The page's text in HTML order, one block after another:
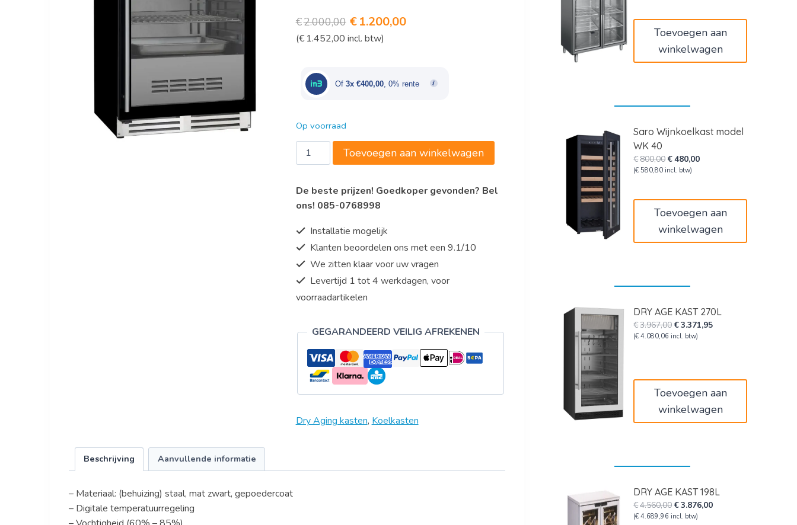
€2.000,00 Oorspronkelijke
prijs
€2.000,00.
€ 1.200,00Huidige
€1.200,00.
(€ 1.452,00 incl. btw)
Of 3x €400,00, 0% rente
Op voorraad
Saro
Dry
kast
Model
127
G
aantal
Toevoegen aan winkelwagen
De beste prijzen! Goedkoper gevonden? Bel
ons! 085-0768998
Installatie mogelijk
Klanten beoordelen ons met een 9.1/10
We zitten klaar voor uw vragen
Levertijd 1 tot 4 werkdagen, voor
voorraadartikelen
GEGARANDEERD VEILIG AFREKENEN
Dry Aging kasten, Koelkasten
Beschrijving Aanvullende informatie
– Materiaal: (behuizing) staal, mat zwart, gepoedercoat
– Digitale temperatuurregeling
Toevoegen aan
winkelwagen
Saro Wijnkoelkast model
WK 40
€800,00Oorspronkelijke
prijs
€480,00Huidige
(€ 580,80 incl. btw)
Toevoegen aan
winkelwagen
DRY AGE KAST 270L
€3.967,00Oorspronkelijke
prijs
€3.371,95Huidige
(€ 4.080,06 incl. btw)
Toevoegen aan
winkelwagen
DRY AGE KAST 198L
€4.560,00Oorspronkelijke
prijs
€3.876,00Huidige
(€ 4.689,96 incl. btw)